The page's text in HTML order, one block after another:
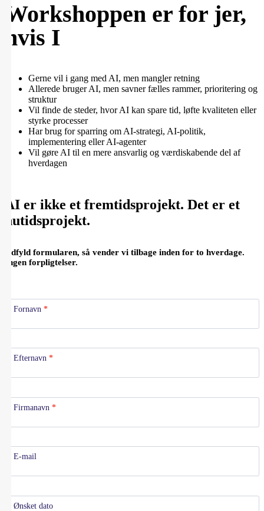
Workshoppen er for jer,
hvis I
Gerne vil i gang med AI, men mangler retning
Allerede bruger AI, men savner fælles rammer, prioritering og
struktur
Vil finde de steder, hvor AI kan spare tid, løfte kvaliteten eller
styrke processer
Har brug for sparring om AI-strategi, AI-politik,
implementering eller AI-agenter
Vil gøre AI til en mere ansvarlig og værdiskabende del af
hverdagen
AI er ikke et fremtidsprojekt. Det er et
nutidsprojekt.
Udfyld formularen, så vender vi tilbage inden for to hverdage.
Ingen forpligtelser.
Fornavn *
Efternavn *
Firmanavn *
E-mail
Ønsket dato